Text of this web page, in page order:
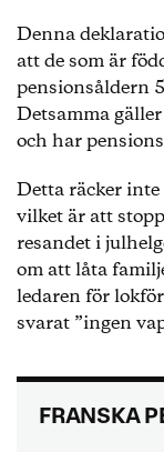
Denna
att de som är
pensionsåldern
Detsamma
och har
Detta räcker
vilket är att
resandet i
om att låta
ledaren för
svarat ”ingen
FRANSKA